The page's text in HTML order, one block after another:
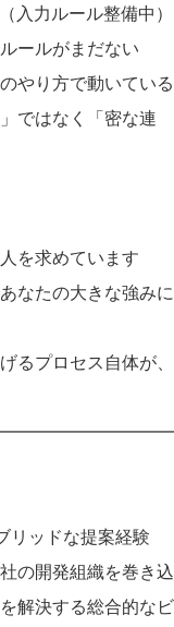
入力ルール整備中）
ールがまだない
やり方で動いている
ではなく「密な連
を求めています
なたの大きな強みに
るプロセス自体が、
リッドな提案経験
の開発組織を巻き込
解決する総合的なビ